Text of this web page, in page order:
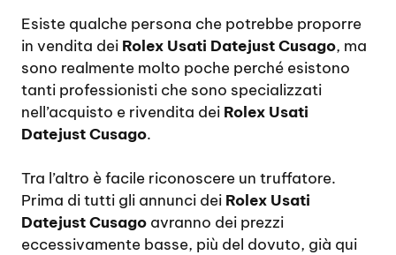
Esiste qualche persona che potrebbe proporre
in vendita dei Rolex Usati Datejust Cusago, ma
sono realmente molto poche perché esistono
tanti professionisti che sono specializzati
nell’acquisto e rivendita dei Rolex Usati
Datejust Cusago.
Tra l’altro è facile riconoscere un truffatore.
Prima di tutti gli annunci dei Rolex Usati
Datejust Cusago avranno dei prezzi
eccessivamente basse, più del dovuto, già qui